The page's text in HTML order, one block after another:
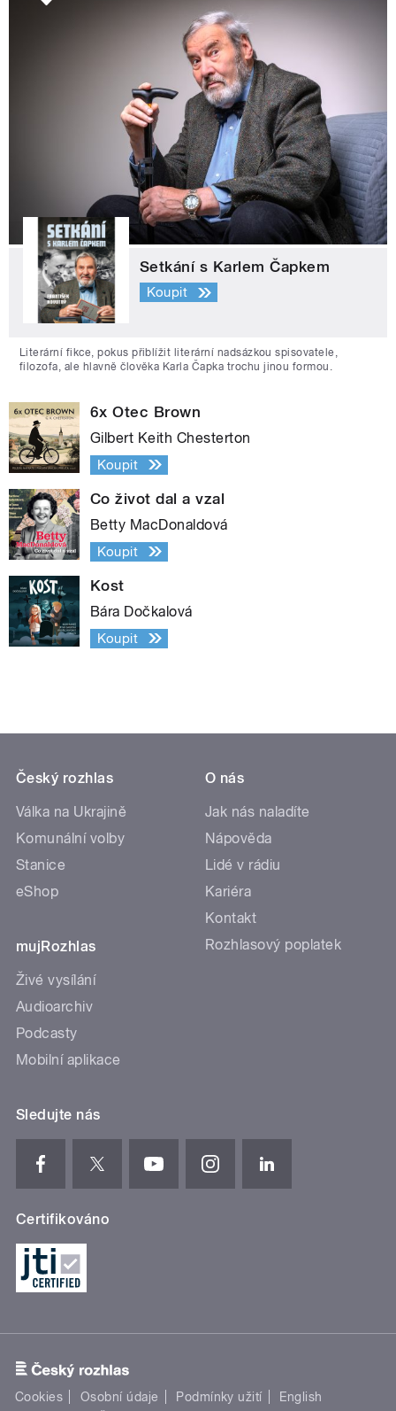
Setkání s Karlem Čapkem
Koupit
Literární fikce, pokus přiblížit literární nadsázkou spisovatele,
filozofa, ale hlavně člověka Karla Čapka trochu jinou formou.
6x Otec Brown
Gilbert Keith Chesterton
Koupit
Co život dal a vzal
Betty MacDonaldová
Koupit
Kost
Bára Dočkalová
Koupit
Český rozhlas
Válka na Ukrajině
Komunální volby
Stanice
eShop
mujRozhlas
Živé vysílání
Audioarchiv
Podcasty
Mobilní aplikace
O nás
Jak nás naladíte
Nápověda
Lidé v rádiu
Kariéra
Kontakt
Rozhlasový poplatek
Sledujte nás
Certifikováno
Cookies Osobní údaje Podmínky užití
English